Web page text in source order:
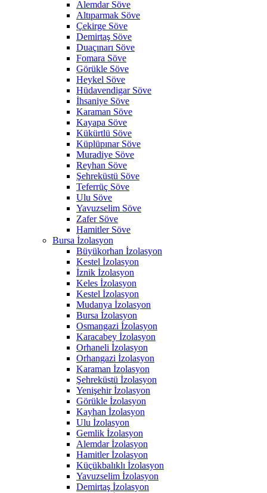
Alemdar Söve
Altıparmak Söve
Çekirge Söve
Demirtaş Söve
Duaçınarı Söve
Fomara Söve
Görükle Söve
Heykel Söve
Hüdavendigar Söve
İhsaniye Söve
Karaman Söve
Kayapa Söve
Kükürtlü Söve
Küplüpınar Söve
Muradiye Söve
Reyhan Söve
Şehreküstü Söve
Teferrüç Söve
Ulu Söve
Yavuzselim Söve
Zafer Söve
Hamitler Söve
Bursa İzolasyon
Büyükorhan İzolasyon
Kestel İzolasyon
İznik İzolasyon
Keles İzolasyon
Kestel İzolasyon
Mudanya İzolasyon
Bursa İzolasyon
Osmangazi İzolasyon
Karacabey İzolasyon
Orhaneli İzolasyon
Orhangazi İzolasyon
Karaman İzolasyon
Şehreküstü İzolasyon
Yenişehir İzolasyon
Görükle İzolasyon
Kayhan İzolasyon
Ulu İzolasyon
Gemlik İzolasyon
Alemdar İzolasyon
Hamitler İzolasyon
Küçükbalıklı İzolasyon
Yavuzselim İzolasyon
Demirtaş İzolasyon